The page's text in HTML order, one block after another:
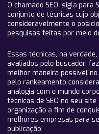
O chamado SEO, sigla para
conjunto de técnicas cujo
consideravelmente o
pesquisas feitas por meio
Essas técnicas, na
avaliados pelo buscador,
melhor maneira possível
pelo rankeamento
analogia com o mundo
técnicas de SEO no seu
organização a fim de
melhores empresas para
publicação.